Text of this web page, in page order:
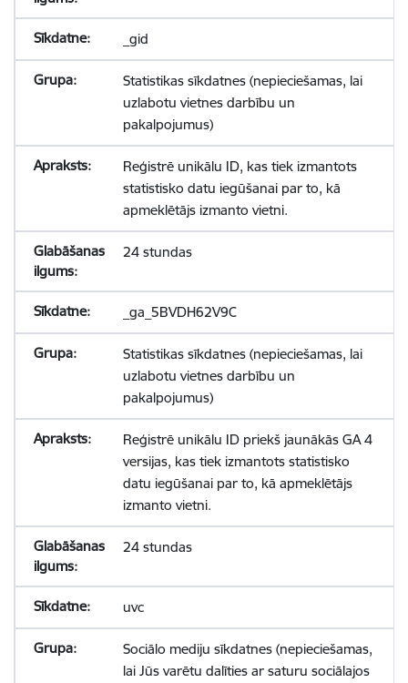
_gid
Statistikas sīkdatnes (nepieciešamas, lai
uzlabotu vietnes darbību un
pakalpojumus)
Reģistrē unikālu ID, kas tiek izmantots
statistisko datu iegūšanai par to, kā
apmeklētājs izmanto vietni.
24 stundas
_ga_5BVDH62V9C
Statistikas sīkdatnes (nepieciešamas, lai
uzlabotu vietnes darbību un
pakalpojumus)
Reģistrē unikālu ID priekš jaunākās GA 4
versijas, kas tiek izmantots statistisko
datu iegūšanai par to, kā apmeklētājs
izmanto vietni.
24 stundas
uvc
Sociālo mediju sīkdatnes (nepieciešamas,
lai Jūs varētu dalīties ar saturu sociālajos